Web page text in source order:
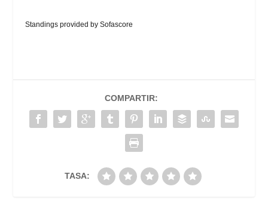
Standings provided bySofascore
COMPARTIR:
TASA: